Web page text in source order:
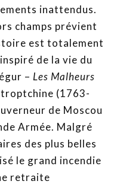
inattendus.
champs prévient
est totalement
de la vie du
– Les Malheurs
(1763-
de Moscou
Armée. Malgré
des plus belles
le grand incendie
retraite